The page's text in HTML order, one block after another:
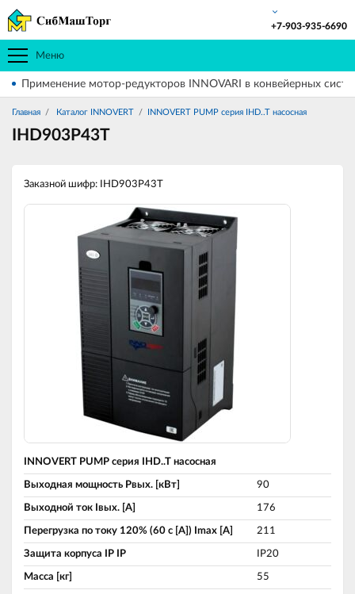
Меню
+7-903-935-6690
Применение мотор-редукторов INNOVARI в конвейерных
Главная Каталог INNOVERT INNOVERT PUMP серия IHD..T насосная
IHD903P43T
Заказной шифр: IHD903P43T
INNOVERT PUMP серия IHD..T насосная
Выходная мощность Pвых. [кВт] 90
Выходной ток Iвых. [A] 176
Перегрузка по току 120% (60 c [A]) Imax [A] 211
Защита корпуса IP IP IP20
Масса [кг] 55